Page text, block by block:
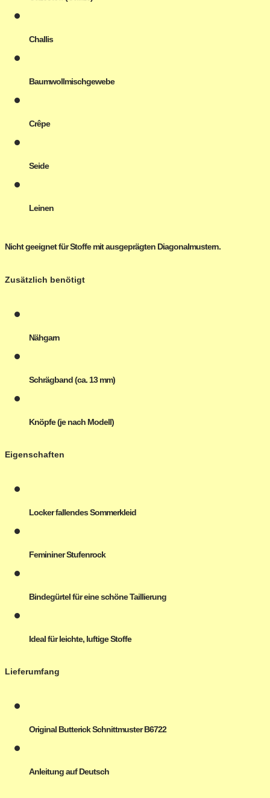
Challis
Baumwollmischgewebe
Crêpe
Seide
Leinen
Nicht geeignet für Stoffe mit ausgeprägten Diagonalmustern.
Zusätzlich benötigt
Nähgarn
Schrägband (ca. 13 mm)
Knöpfe (je nach Modell)
Eigenschaften
Locker fallendes Sommerkleid
Femininer Stufenrock
Bindegürtel für eine schöne Taillierung
Ideal für leichte, luftige Stoffe
Lieferumfang
Original Butterick Schnittmuster B6722
Anleitung aufDeutsch